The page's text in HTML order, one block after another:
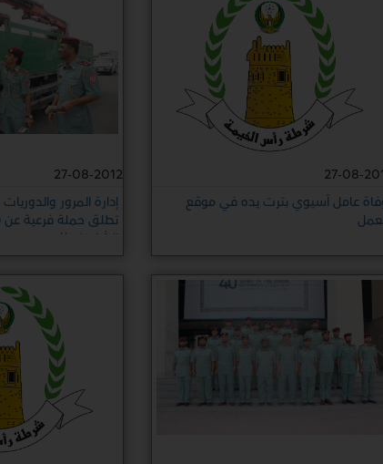
27-08-
عامل آسيوي بترت يده في موقع
27-08-2012
إدارة المرور
تطلق حملة فرعية عن
الشاحنات))